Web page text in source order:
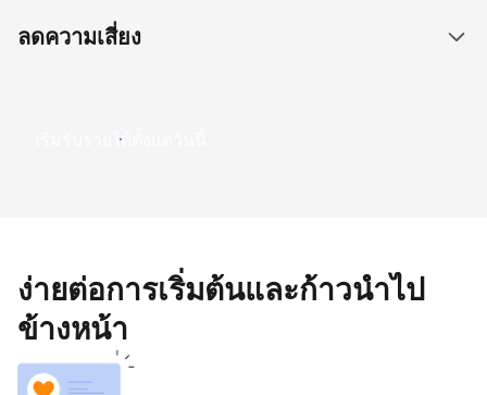
ลดความเสี่ยง
เริ่มรับรายได้ตั้งแต่วันนี้
ง่ายต่อการเริ่มต้นและก้าวนำไป
ข้างหน้า